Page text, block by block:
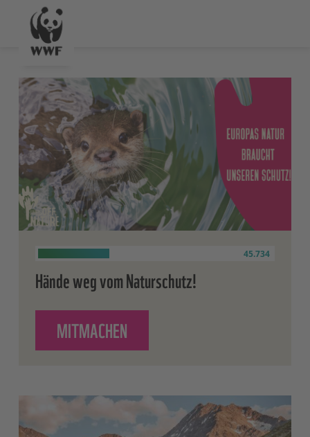
45.734
Hände weg vom Naturschutz!
MITMACHEN